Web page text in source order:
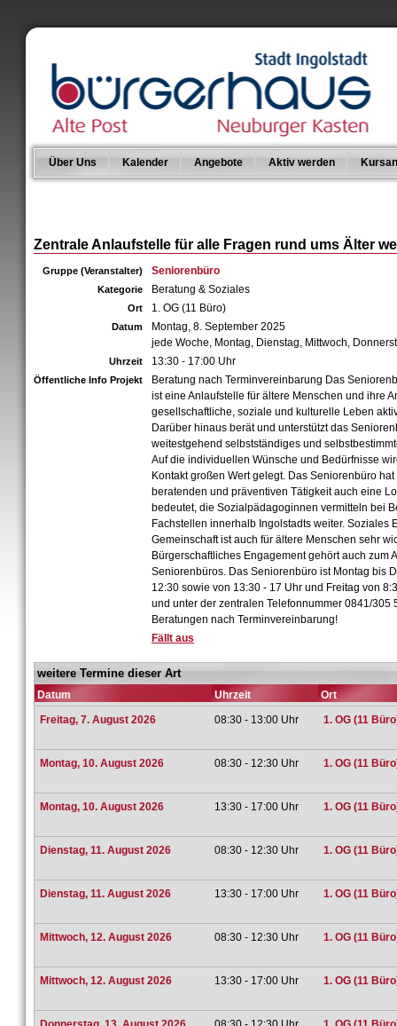
Über Uns Kalender Angebote Aktiv werden
Zentrale Anlaufstelle für alle Fragen rund ums Älter
Gruppe (Veranstalter) Seniorenbüro
Kategorie Beratung & Soziales
Ort 1. OG (11 Büro)
Datum
Montag, 8. September 2025
jede Woche, Montag, Dienstag, Mittwoch,
Uhrzeit 13:30 - 17:00 Uhr
Öffentliche Info Projekt
Beratung nach Terminvereinbarung Das
ist eine Anlaufstelle für ältere Menschen und ihre
gesellschaftliche, soziale und kulturelle Leben
Darüber hinaus berät und unterstützt das
weitestgehend selbstständiges und
Auf die individuellen Wünsche und Bedürfnisse
Kontakt großen Wert gelegt. Das Seniorenbüro
beratenden und präventiven Tätigkeit auch eine
bedeutet, die Sozialpädagoginnen vermitteln bei
Fachstellen innerhalb Ingolstadts weiter. Soziales
Gemeinschaft ist auch für ältere Menschen sehr
Bürgerschaftliches Engagement gehört auch zum
Seniorenbüros. Das Seniorenbüro ist Montag bis
12:30 sowie von 13:30 - 17 Uhr und Freitag von
und unter der zentralen Telefonnummer 0841/305
Beratungen nach Terminvereinbarung!
Fällt aus
weitere Termine dieser Art
Datum Uhrzeit
Ort
Freitag, 7. August 2026
08:30 - 13:00 Uhr 1. OG (11
Montag, 10. August 2026 08:30 - 12:30 Uhr 1. OG (11
Montag, 10. August 2026 13:30 - 17:00 Uhr 1. OG (11
Dienstag, 11. August 2026 08:30 - 12:30 Uhr 1. OG (11
Dienstag, 11. August 2026 13:30 - 17:00 Uhr 1. OG (11
Mittwoch, 12. August 2026 08:30 - 12:30 Uhr 1. OG (11
Mittwoch, 12. August 2026 13:30 - 17:00 Uhr 1. OG (11